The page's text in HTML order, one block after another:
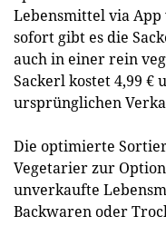
Lebensmittel via
sofort gibt es die
auch in einer rein
Sackerl kostet 4,99 €
ursprünglichen
Die optimierte
Vegetarier zur
unverkaufte
Backwaren oder